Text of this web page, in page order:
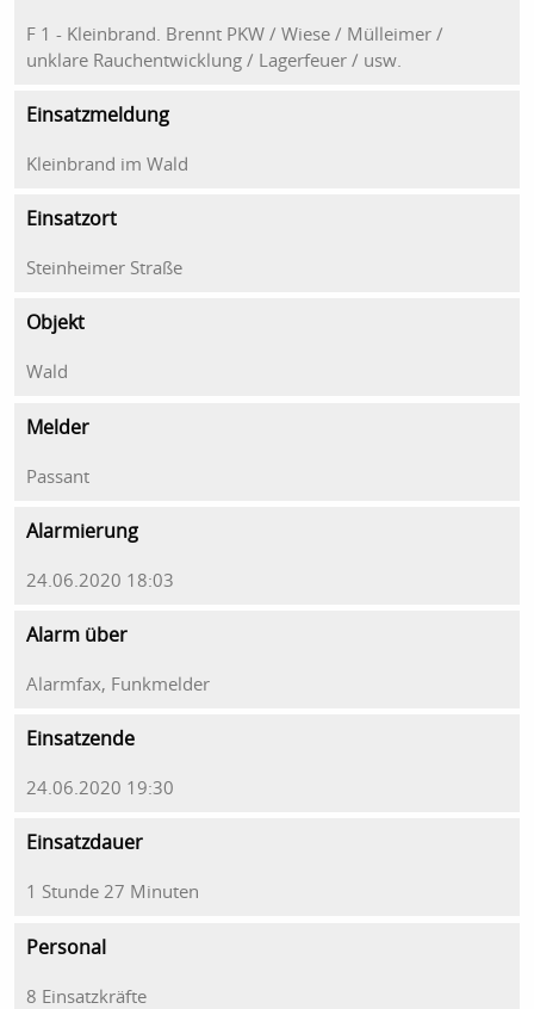
F 1 - Kleinbrand. Brennt PKW / Wiese / Mülleimer /
unklare Rauchentwicklung / Lagerfeuer / usw.
Einsatzmeldung
Kleinbrand im Wald
Einsatzort
Steinheimer Straße
Objekt
Wald
Melder
Passant
Alarmierung
24.06.2020 18:03
Alarm über
Alarmfax, Funkmelder
Einsatzende
24.06.2020 19:30
Einsatzdauer
1 Stunde 27 Minuten
Personal
8 Einsatzkräfte